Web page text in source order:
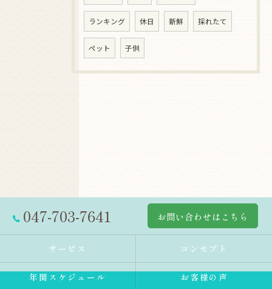
ランキング 休日 新鮮 採れたて
ペット 子供
047-703-7641 お問い合わせはこちら
サービス コンセプト
年間スケジュール お客様の声